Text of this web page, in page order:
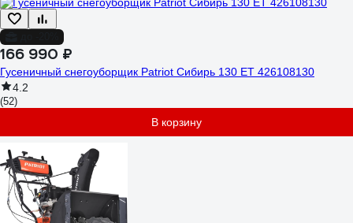
166 990 ₽
Гусеничный снегоуборщик Patriot Сибирь 130 ЕТ 426108130
4.2
(52)
В корзину